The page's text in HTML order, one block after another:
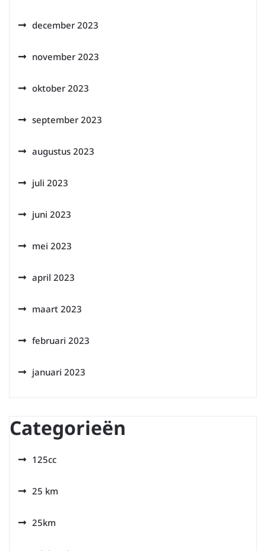
december 2023
november 2023
oktober 2023
september 2023
augustus 2023
juli 2023
juni 2023
mei 2023
april 2023
maart 2023
februari 2023
januari 2023
Categorieën
125cc
25 km
25km